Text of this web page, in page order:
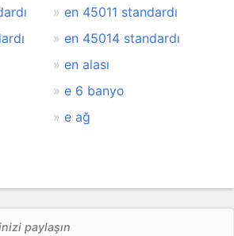
en 45011 standardı
en 45014 standardı
en alası
e 6 banyo
e ağ
paylaşın